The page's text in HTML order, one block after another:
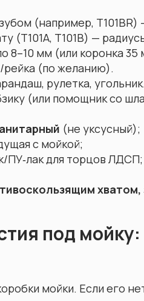
(например, T101BR)
(T101A, T101B) —
8–10 мм (или коронка 35
(по желанию).
рулетка, угольник.
(или помощник со
(не уксусный);
с мойкой;
ПУ‑лак для торцов
под
мойки. Если его